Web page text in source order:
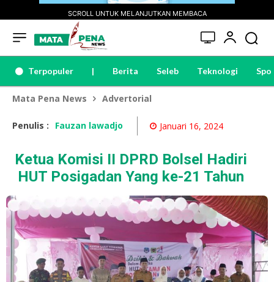
SCROLL UNTUK MELANJUTKAN MEMBACA
Terpopuler | Berita Seleb Teknologi
Mata Pena News Advertorial
Penulis : Fauzan lawadjo Januari 16, 2024
Ketua Komisi II DPRD Bolsel Hadiri
HUT Posigadan Yang ke-21 Tahun